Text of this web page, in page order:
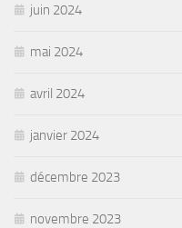
juin 2024
mai 2024
avril 2024
janvier 2024
décembre 2023
novembre 2023